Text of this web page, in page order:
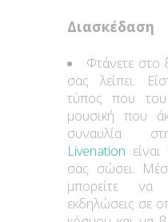
Διασκέδαση
Φτάνετε στο
σας λείπει.
τύπος που
μουσική που
συναυλία
Livenation
σας σώσει.
μπορείτε να
εκδηλώσεις σε